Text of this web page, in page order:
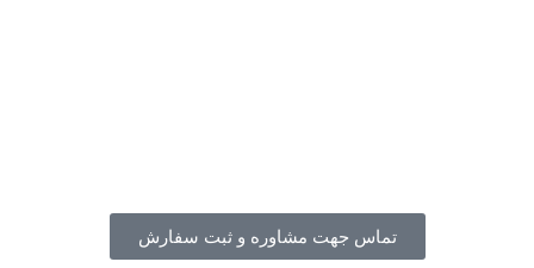
تماس جهت مشاوره و ثبت سفارش